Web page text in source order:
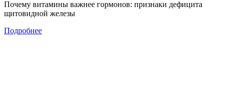
Почему витамины важнее гормонов: признаки дефицита
щитовидной железы
Подробнее